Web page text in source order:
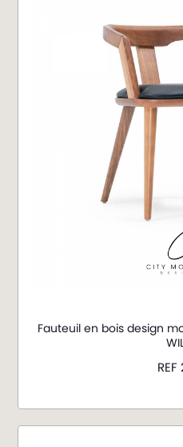
Fauteuil en bois design
REF